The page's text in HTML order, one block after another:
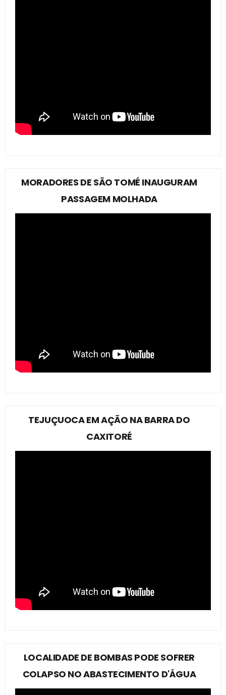
MORADORES DE SÃO TOMÉ INAUGURAM
PASSAGEM MOLHADA
TEJUÇUOCA EM AÇÃO NA BARRA DO
CAXITORÉ
LOCALIDADE DE BOMBAS PODE SOFRER
COLAPSO NO ABASTECIMENTO D'ÁGUA